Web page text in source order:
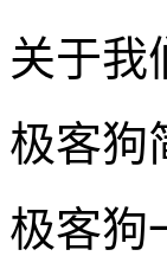
关于我
极客狗
极客狗